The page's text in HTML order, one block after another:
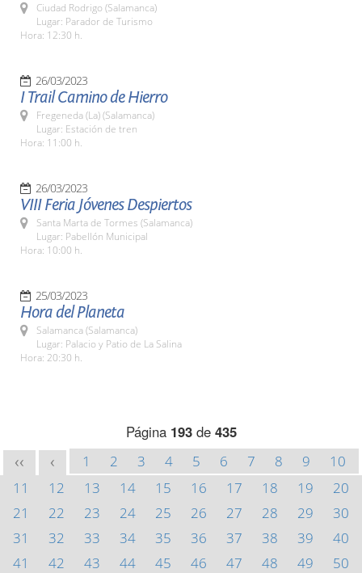
Ciudad Rodrigo (Salamanca)
Lugar: Parador de Turismo
Hora: 12:30 h.
26/03/2023
I Trail Camino de Hierro
Fregeneda (La) (Salamanca)
Lugar: Estación de tren
Hora: 11:00 h.
26/03/2023
VIII Feria Jóvenes Despiertos
Santa Marta de Tormes (Salamanca)
Lugar: Pabellón Municipal
Hora: 10:00 h.
25/03/2023
Hora del Planeta
Salamanca (Salamanca)
Lugar: Palacio y Patio de La Salina
Hora: 20:30 h.
Página 193de 435
<< < 1 2 3 4 5 6 7 8 9
10
11
12 13 14 15 16 17 18 19
20
21
22 23 24 25 26 27 28 29
30
31
32 33 34 35 36 37 38 39
40
41
42 43 44 45 46 47 48 49
50